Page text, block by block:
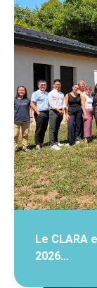
Le CLARA
2026…